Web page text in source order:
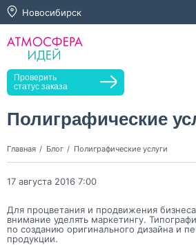
Новосибирск
Проверить
статус заказа
Полиграфические
Главная Блог Полиграфические услуги
17 августа 2016 7:00
Для процветания и продвижения
внимание уделять маркетингу.
по созданию оригинального дизайна и
продукции.
Заказать
обработку персональных данных и
конфиденциальности
Нажимая на кнопку, я даю согласие
Оставить
заявку